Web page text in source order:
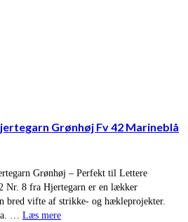
Grønhøj Fv 42 Marineblå
Grønhøj – Perfekt til Lettere
Nr. 8 fra Hjertegarn er en lækker
bred vifte af strikke- og hækleprojekter.
… Læs mere